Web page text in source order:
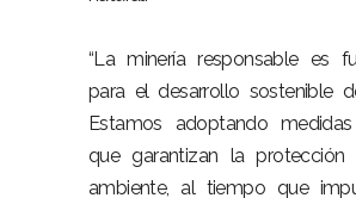
“La minería responsable es
para el desarrollo sostenible
Estamos adoptando
que garantizan la
ambiente, al tiempo que